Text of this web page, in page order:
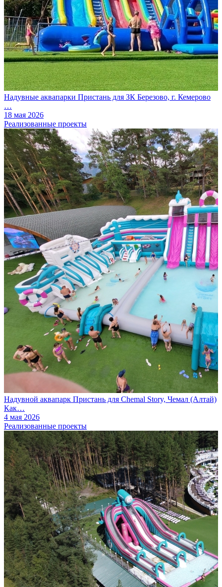
Надувные аквапарки Пристань для ЗК Березово, г. Кемерово
…
18 мая 2026
Реализованные проекты
Надувной аквапарк Пристань для Chemal Story, Чемал (Алтай)
Как…
4 мая 2026
Реализованные проекты